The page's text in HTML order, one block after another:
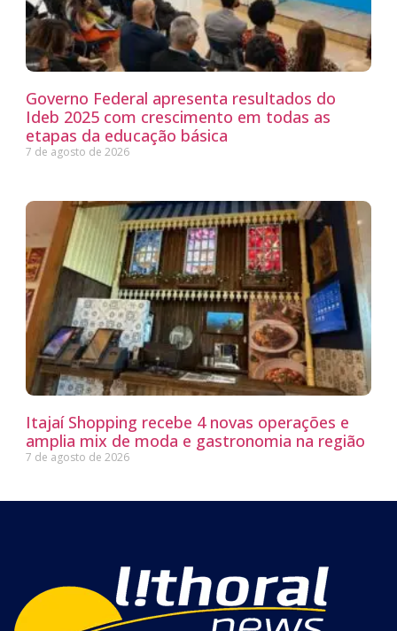
Governo Federal apresenta resultados do
Ideb 2025 com crescimento em todas as
etapas da educação básica
7 de agosto de 2026
Itajaí Shopping recebe 4 novas operações e
amplia mix de moda e gastronomia na região
7 de agosto de 2026